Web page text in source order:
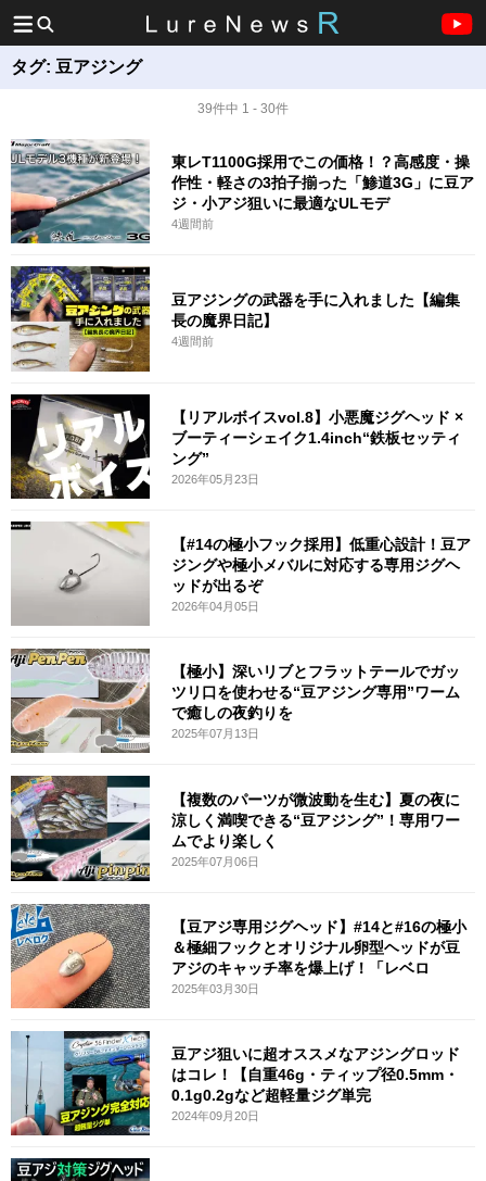
タグ: 豆アジング
39件中 1 - 30件
東レT1100G採用でこの価格！？高感度・操
作性・軽さの3拍子揃った「鯵道3G」に豆ア
ジ・小アジ狙いに最適なULモデ
4週間前
豆アジングの武器を手に入れました【編集
長の魔界日記】
4週間前
【リアルボイスvol.8】小悪魔ジグヘッド ×
ブーティーシェイク1.4inch“鉄板セッティ
ング”
2026年05月23日
【#14の極小フック採用】低重心設計！豆ア
ジングや極小メバルに対応する専用ジグヘ
ッドが出るぞ
2026年04月05日
【極小】深いリブとフラットテールでガッ
ツリ口を使わせる“豆アジング専用”ワーム
で癒しの夜釣りを
2025年07月13日
【複数のパーツが微波動を生む】夏の夜に
涼しく満喫できる“豆アジング”！専用ワー
ムでより楽しく
2025年07月06日
【豆アジ専用ジグヘッド】#14と#16の極小
＆極細フックとオリジナル卵型ヘッドが豆
アジのキャッチ率を爆上げ！「レベロ
2025年03月30日
豆アジ狙いに超オススメなアジングロッド
はコレ！【自重46g・ティップ径0.5mm・
0.1g0.2gなど超軽量ジグ単完
2024年09月20日